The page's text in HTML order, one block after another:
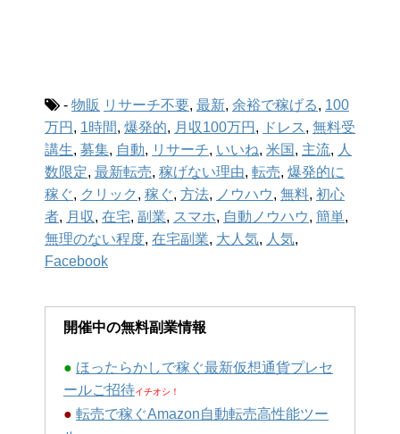
- 物販 リサーチ不要, 最新, 余裕で稼げる, 100
万円 , 1時間, 爆発的, 月収100万円 , ドレス , 無料受
講生, 募集, 自動, リサーチ, いいね, 米国 , 主流, 人
数限定, 最新転売, 稼げない理由, 転売, 爆発的に
稼ぐ, クリック , 稼ぐ, 方法, ノウハウ, 無料, 初心
者, 月収, 在宅, 副業, スマホ, 自動ノウハウ, 簡単,
無理のない程度, 在宅副業, 大人気, 人気,
Facebook
開催中の無料副業情報
● ほったらかしで稼ぐ最新仮想通貨プレセ
ールご招待イチオシ！
● 転売で稼ぐAmazon自動転売高性能ツー